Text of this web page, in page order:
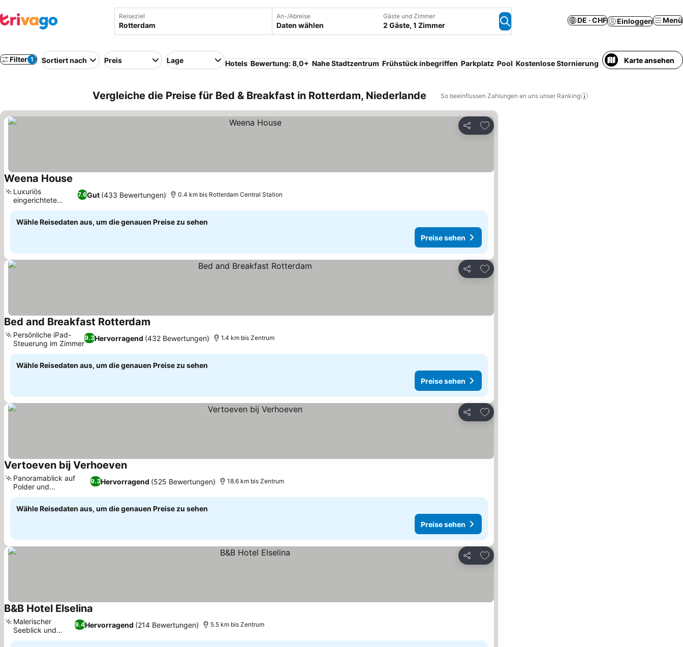
Reiseziel An-/Abreise
Daten wählen
Gäste und Zimmer
2 Gäste, 1 Zimmer
DE · CHF Einloggen Menü
Filter 1 Sortiert nach Preis Lage Hotels Bewertung: 8,0+ Nahe Stadtzentrum Frühstück inbegriffen Parkplatz Pool Kostenlose Stornierung Serviced apartment
Karte ansehen
Vergleiche die Preise für Bed & Breakfast in Rotterdam, Niederlande So beeinflussen Zahlungen an uns unser Ranking
Teilen
Zu Favoriten hinzufügen
Weena House
7.6Gut (433 Bewertungen)
Luxuriös
eingerichtete
Zimmer
0.4 km bis Rotterdam Central Station
Wähle Reisedaten aus, um die genauen Preise zu sehen
Preise sehen
Teilen
Zu Favoriten hinzufügen
Bed and Breakfast Rotterdam
9.3Hervorragend (432 Bewertungen)
Persönliche iPad-
Steuerung im Zimmer
1.4 km bis Zentrum
Wähle Reisedaten aus, um die genauen Preise zu sehen
Preise sehen
Teilen
Zu Favoriten hinzufügen
Vertoeven bij VerhoevenPreise sehen
9.3Hervorragend (525 Bewertungen)
Panoramablick auf
Polder und
Windmühlen
18.6 km bis Zentrum
Wähle Reisedaten aus, um die genauen Preise zu sehen
Preise sehen
Teilen
Zu Favoriten hinzufügen
B&B Hotel Elselina
9.4Hervorragend (214 Bewertungen)
Malerischer
Seeblick und
Garten
5.5 km bis Zentrum